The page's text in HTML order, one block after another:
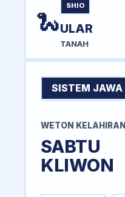
🐍
SHIO
ULAR
TANAH
SISTEM JAWA
WETON KELAHIRAN
SABTU
KLIWON